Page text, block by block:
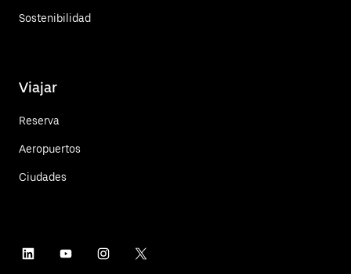
Sostenibilidad
Viajar
Reserva
Aeropuertos
Ciudades